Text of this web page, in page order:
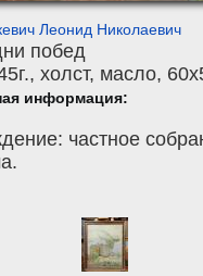
Леонид Николаевич
побед
холст, масло,
информация:
частное